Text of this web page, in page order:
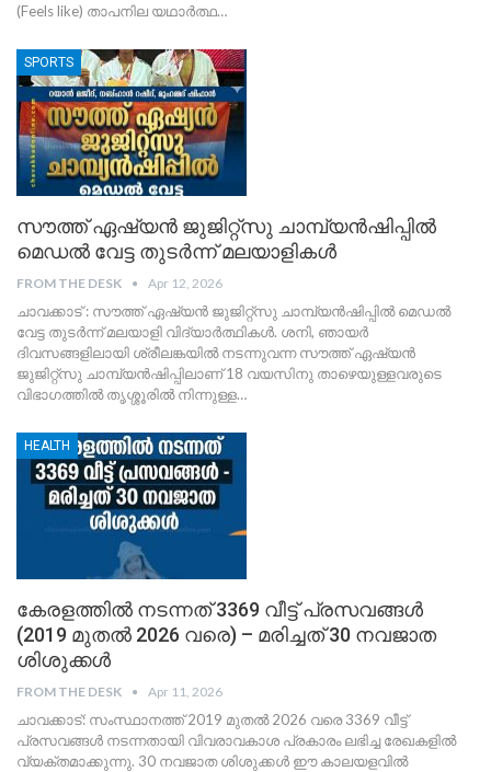
(Feels like) താപനില യഥാർത്ഥ…
SPORTS
സൗത്ത് ഏഷ്യൻ ജുജിറ്റ്സു ചാമ്പ്യൻഷിപ്പിൽ
മെഡൽ വേട്ട തുടർന്ന് മലയാളികൾ
FROM THE DESK Apr 12, 2026
ചാവക്കാട് : സൗത്ത് ഏഷ്യൻ ജുജിറ്റ്സു ചാമ്പ്യൻഷിപ്പിൽ മെഡൽ
വേട്ട തുടർന്ന് മലയാളി വിദ്യാർത്ഥികൾ. ശനി, ഞായർ
ദിവസങ്ങളിലായി ശ്രീലങ്കയിൽ നടന്നുവന്ന സൗത്ത് ഏഷ്യൻ
ജുജിറ്റ്സു ചാമ്പ്യൻഷിപ്പിലാണ് 18 വയസിനു താഴെയുള്ളവരുടെ
വിഭാഗത്തിൽ തൃശ്ശൂരിൽ നിന്നുള്ള…
HEALTH
കേരളത്തിൽ നടന്നത് 3369 വീട്ട് പ്രസവങ്ങൾ
(2019 മുതൽ 2026 വരെ) – മരിച്ചത് 30 നവജാത
ശിശുക്കൾ
FROM THE DESK Apr 11, 2026
ചാവക്കാട്: സംസ്ഥാനത്ത് 2019 മുതൽ 2026 വരെ 3369 വീട്ട്
പ്രസവങ്ങൾ നടന്നതായി വിവരാവകാശ പ്രകാരം ലഭിച്ച രേഖകളിൽ
വ്യക്തമാക്കുന്നു. 30 നവജാത ശിശുക്കൾ ഈ കാലയളവിൽ